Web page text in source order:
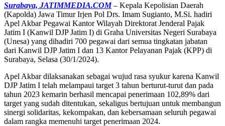
Surabaya, JATIMMEDIA.COM– Kepala Kepolisian Daerah
(Kapolda) Jawa Timur Irjen Pol Drs. Imam Sugianto, M.Si. hadiri
Apel Akbar Pegawai Kantor Wilayah Direktorat Jenderal Pajak
Jatim I (Kanwil DJP Jatim I) di Graha Universitas Negeri Surabaya
(Unesa) yang dihadiri 700 pegawai dari semua tingkatan jabatan
dari Kanwil DJP Jatim I dan 13 Kantor Pelayanan Pajak (KPP) di
Surabaya, Selasa (30/1/2024).
Apel Akbar dilaksanakan sebagai wujud rasa syukur karena Kanwil
DJP Jatim I telah melampaui target 3 tahun berturut-turut dan pada
tahun 2023 kemarin berhasil mencapai penerimaan 102,89% dari
target yang sudah ditentukan, sekaligus bertujuan untuk membangun
sinergi solidaritas, kekompakan, dan kebersamaan seluruh pegawai
dalam rangka memenuhi target penerimaan 2024.